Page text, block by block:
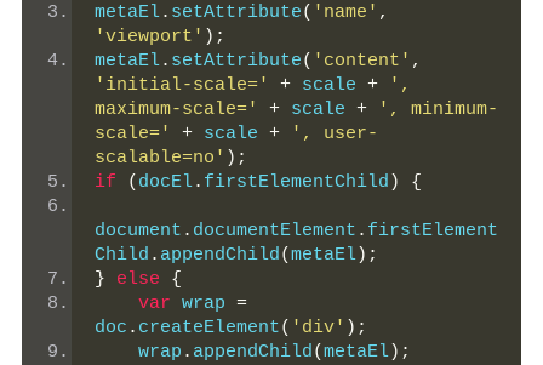
metaEl. setAttribute( 'name' ,
'viewport' );
metaEl. setAttribute( 'content' ,
'initial-scale='
+ scale +
',
maximum-scale='
+ scale +
', minimum-
scale='
+ scale +
', user-
scalable=no' );
if
( docEl. firstElementChild ) {
document . documentElement . firstElement
Child . appendChild(metaEl);
}
else
{
var wrap =
doc . createElement( 'div' );
    wrap
. appendChild(metaEl);